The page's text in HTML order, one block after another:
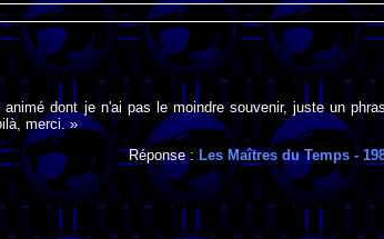
dont je n'ai pas le moindre souvenir, juste un
merci. »
Réponse : Les Maîtres du Temps -